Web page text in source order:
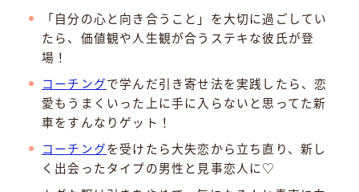
「自分の心と向き合うこと」を大切に過ごしてい
たら、価値観や人生観が合うステキな彼氏が登
場！
コーチングで学んだ引き寄せ法を実践したら、恋
愛もうまくいった上に手に入らないと思ってた新
車をすんなりゲット！
コーチングを受けたら大失恋から立ち直り、新し
く出会ったタイプの男性と見事恋人に♡